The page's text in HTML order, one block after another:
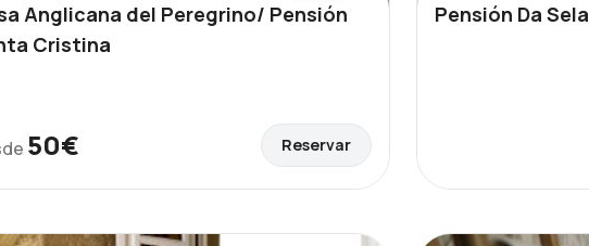
Anglicana del Peregrino/ Pensión
Cristina
50€ Reservar
Pensión Da Sela